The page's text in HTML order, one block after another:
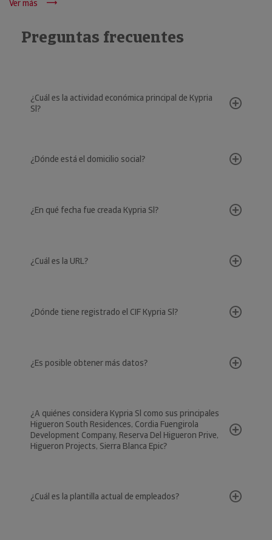
Ver más
Preguntas frecuentes
¿Cuál es la actividad económica principal de Kypria
Sl?
¿Dónde está el domicilio social?
¿En qué fecha fue creada Kypria Sl?
¿Cuál es la URL?
¿Dónde tiene registrado el CIF Kypria Sl?
¿Es posible obtener más datos?
¿A quiénes considera Kypria Sl como sus principales
Higueron South Residences, Cordia Fuengirola
Development Company, Reserva Del Higueron Prive,
Higueron Projects, Sierra Blanca Epic?
¿Cuál es la plantilla actual de empleados?